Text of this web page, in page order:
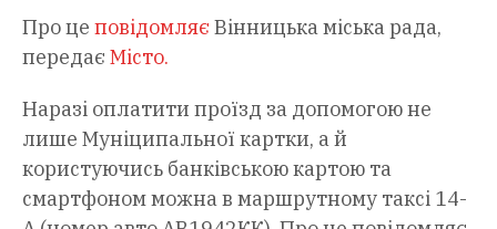
Про це повідомляє Вінницька міська рада,
передає Місто.
Наразі оплатити проїзд за допомогою не
лише Муніципальної картки, а й
користуючись банківською картою та
смартфоном можна в маршрутному таксі 14-